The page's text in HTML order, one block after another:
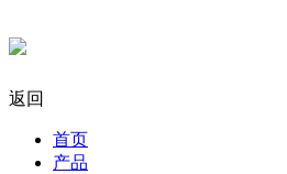
返回
首页
产品